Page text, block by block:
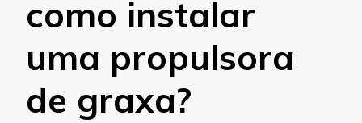
como instalar
uma propulsora
de graxa?